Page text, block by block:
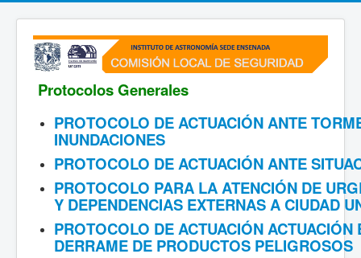
Protocolos Generales
PROTOCOLO DE ACTUACIÓN ANTE
INUNDACIONES
PROTOCOLO DE ACTUACIÓN ANTE
PROTOCOLO PARA LA ATENCIÓN DE
Y DEPENDENCIAS EXTERNAS A CIUDAD
PROTOCOLO DE ACTUACIÓN
DERRAME DE PRODUCTOS PELIGROSOS